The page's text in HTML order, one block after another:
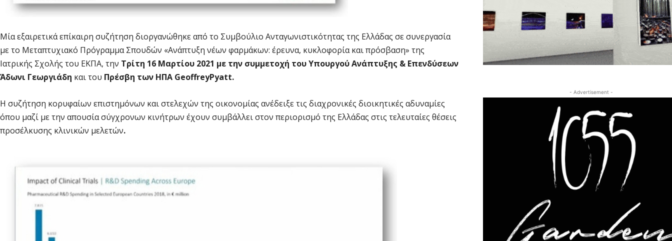
Μία εξαιρετικά επίκαιρη συζήτηση διοργανώθηκε από το Συμβούλιο Ανταγωνιστικότητας της Ελλάδας σε συνεργασία
με το Μεταπτυχιακό Πρόγραμμα Σπουδών «Ανάπτυξη νέων φαρμάκων: έρευνα, κυκλοφορία και πρόσβαση» της
Ιατρικής Σχολής του ΕΚΠΑ, την Τρίτη 16 Μαρτίου 2021 με την συμμετοχή του Υπουργού Ανάπτυξης & Επενδύσεων
Άδωνι Γεωργιάδη και του Πρέσβη των ΗΠΑ GeoffreyPyatt.
Η συζήτηση κορυφαίων επιστημόνων και στελεχών της οικονομίας ανέδειξε τις διαχρονικές διοικητικές αδυναμίες
όπου μαζί με την απουσία σύγχρονων κινήτρων έχουν συμβάλλει στον περιορισμό της Ελλάδας στις τελευταίες θέσεις
προσέλκυσης κλινικών μελετών.
- Advertisement -